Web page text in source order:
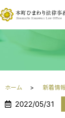
ホーム 新着情
2022/05/31